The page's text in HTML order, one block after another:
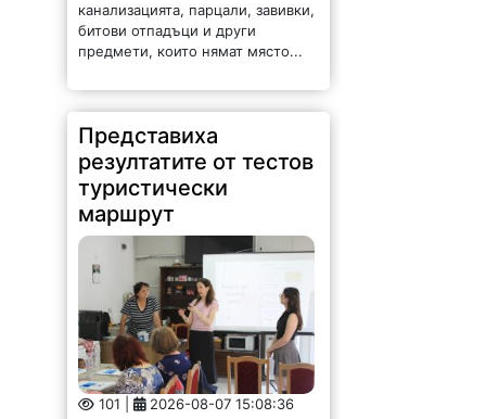
канализацията, парцали, завивки,
битови отпадъци и други
предмети, които нямат място...
Представиха
резултатите от тестов
туристически
маршрут
101 | 2026-08-07 15:08:36